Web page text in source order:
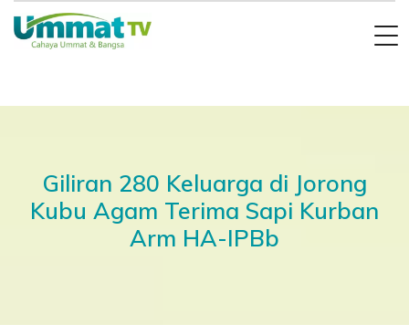
Giliran 280 Keluarga di Jorong
Kubu Agam Terima Sapi Kurban
Arm HA-IPBb